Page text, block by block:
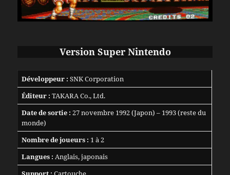
Version Super Nintendo
Développeur : SNK Corporation
Éditeur : TAKARA Co., Ltd.
Date de sortie : 27 novembre 1992 (Japon) – 1993 (reste du
monde)
Nombre de joueurs : 1 à 2
Langues : Anglais, japonais